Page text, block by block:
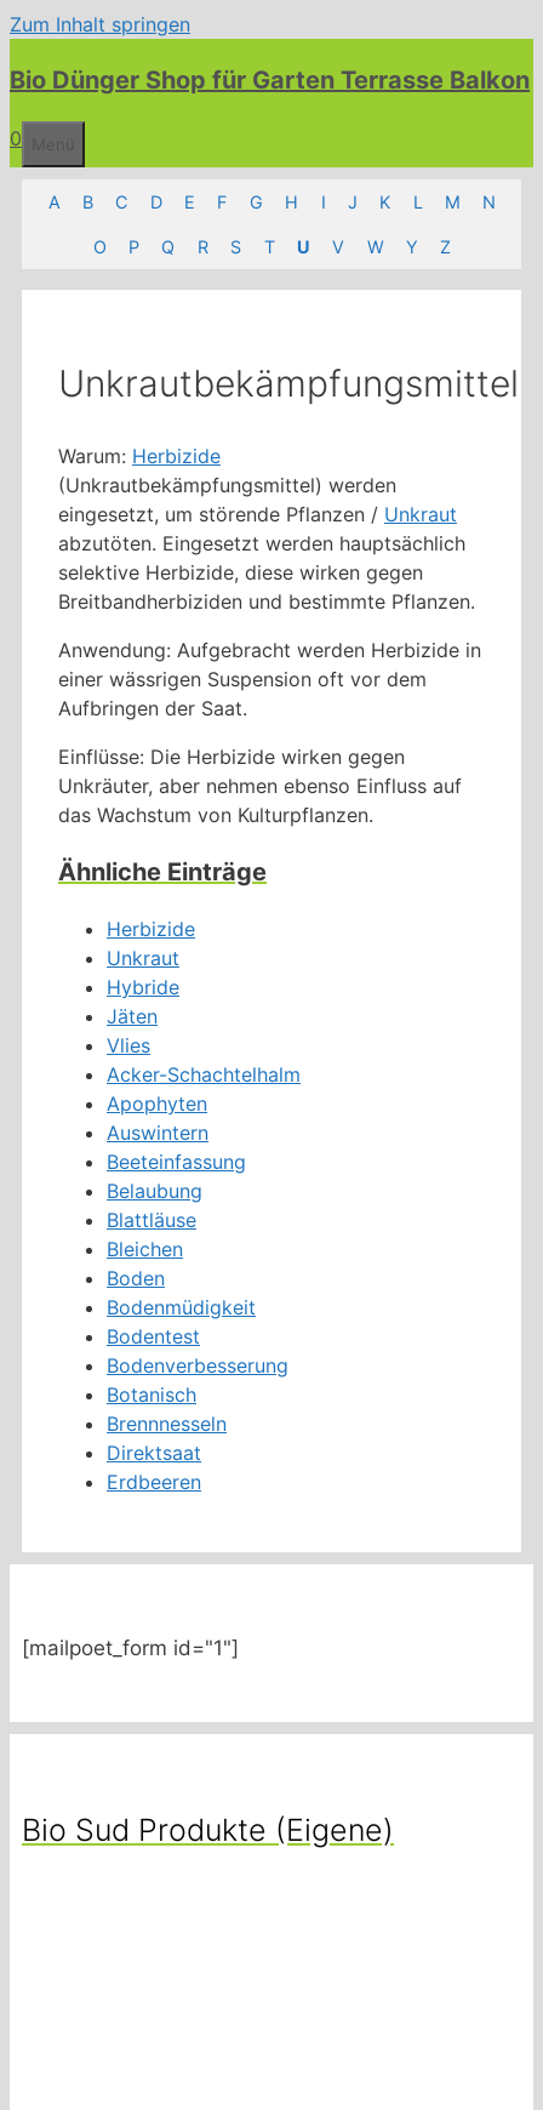
Zum Inhalt springen
Bio Dünger Shop für Garten Terrasse Balkon
0
A B C D E F G H I J K L M N
O P Q R S T U V W Y Z
Unkrautbekämpfungsmittel
Warum: Herbizide
(Unkrautbekämpfungsmittel) werden
eingesetzt, um störende Pflanzen / Unkraut
abzutöten. Eingesetzt werden hauptsächlich
selektive Herbizide, diese wirken gegen
Breitbandherbiziden und bestimmte Pflanzen.
Anwendung: Aufgebracht werden Herbizide in
einer wässrigen Suspension oft vor dem
Aufbringen der Saat.
Einflüsse: Die Herbizide wirken gegen
Unkräuter, aber nehmen ebenso Einfluss auf
das Wachstum von Kulturpflanzen.
Ähnliche Einträge
Herbizide
Unkraut
Hybride
Jäten
Vlies
Acker-Schachtelhalm
Apophyten
Auswintern
Beeteinfassung
Belaubung
Blattläuse
Bleichen
Boden
Bodenmüdigkeit
Bodentest
Bodenverbesserung
Botanisch
Brennnesseln
Direktsaat
Erdbeeren
[mailpoet_form id="1"]
Bio Sud Produkte (Eigene)